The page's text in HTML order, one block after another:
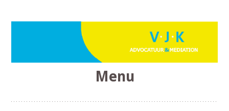
VJK Advocatuur
Menu